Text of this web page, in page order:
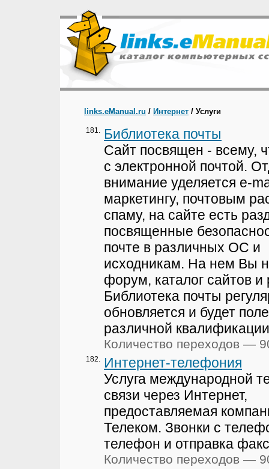
links.eManual.ru / Интернет / Услуги
181.
Библиотека почты
Сайт посвящен - всему,
с электронной почтой.
внимание уделяется e-
маркетингу, почтовым
спаму, на сайте есть
посвященные
почте в различных ОС и
исходникам. На нем Вы
форум, каталог сайтов и
Библиотека почты
обновляется и будет
различной
Количество переходов —
182.
Интернет-телефония
Услуга международной
связи через Интернет,
предоставляемая
Телеком. Звонки с
телефон и отправка
Количество переходов —